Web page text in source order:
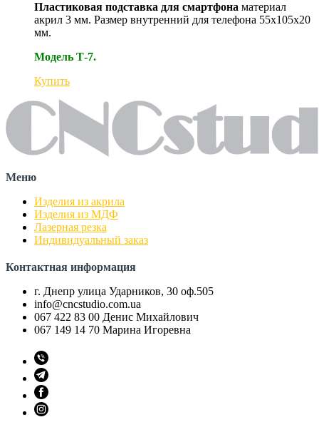
Пластиковая подставка для смартфона материал
акрил 3 мм. Размер внутренний для телефона 55х105х20
мм.
Модель Т-7.
Купить
Меню
Изделия из акрила
Изделия из МДФ
Лазерная резка
Индивидуальный заказ
Контактная информация
г. Днепр улица Ударников, 30 оф.505
info@cncstudio.com.ua
067 422 83 00 Денис Михайлович
067 149 14 70 Марина Игоревна